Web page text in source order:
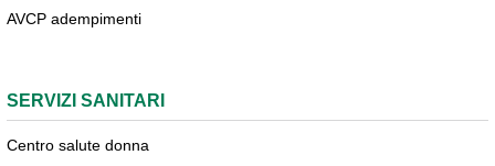
AVCP adempimenti
SERVIZI SANITARI
Centro salute donna